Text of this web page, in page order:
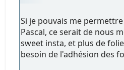
Si je pouvais me
Pascal, ce serait de nous
sweet insta, et plus de
besoin de l'adhésion des